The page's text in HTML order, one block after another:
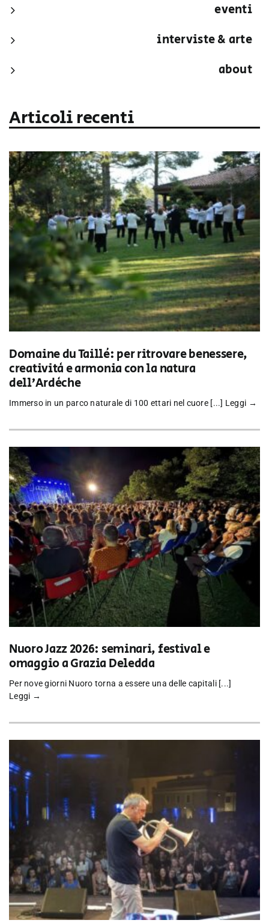
eventi
interviste & arte
about
Articoli recenti
Domaine du Taillé: per ritrovare benessere,
creatività e armonia con la natura
dell’Ardèche
Immerso in un parco naturale di 100 ettari nel cuore [...] Leggi →
Nuoro Jazz 2026: seminari, festival e
omaggio a Grazia Deledda
Per nove giorni Nuoro torna a essere una delle capitali [...]
Leggi →